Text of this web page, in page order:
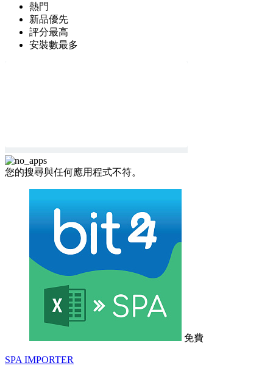
熱門
新品優先
評分最高
安裝數最多
您的搜尋與任何應用程式不符。
免費
SPA IMPORTER